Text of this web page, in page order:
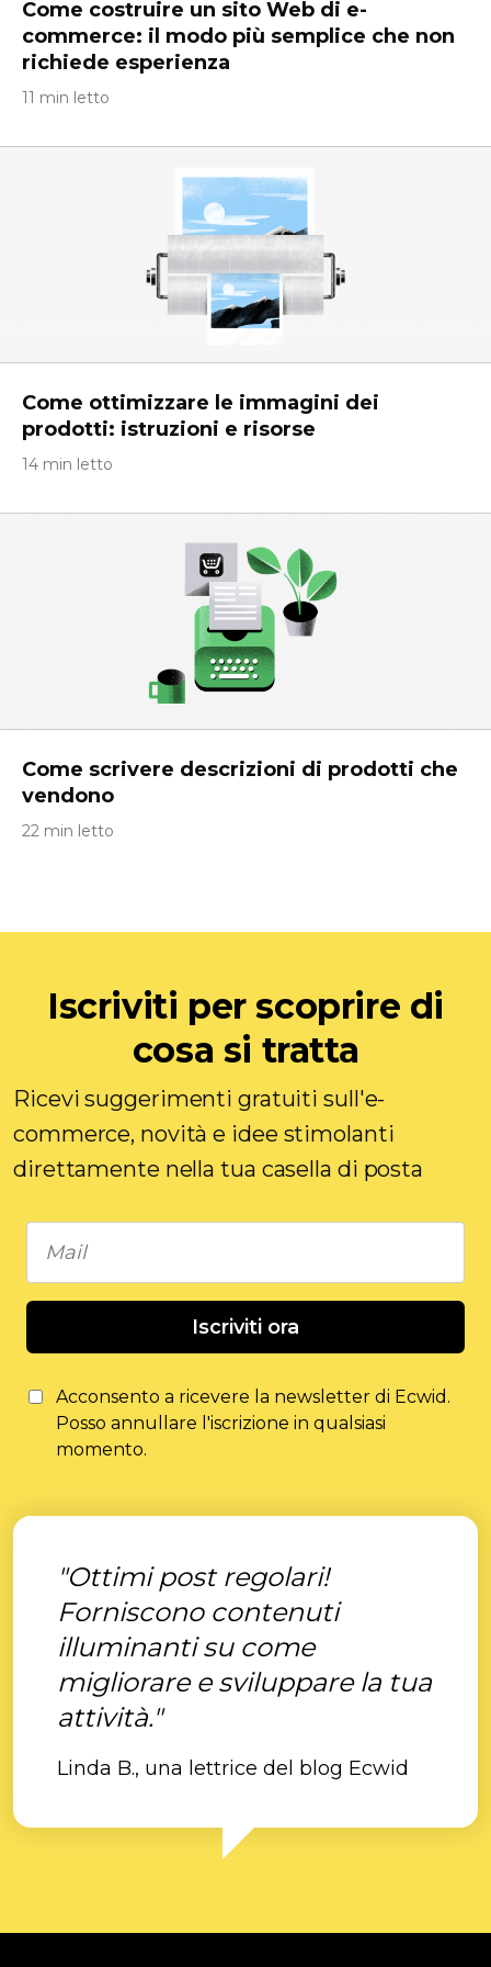
Come costruire un sito Web di e-
commerce: il modo più semplice che non
richiede esperienza
11 min letto
Come ottimizzare le immagini dei
prodotti: istruzioni e risorse
14 min letto
Come scrivere descrizioni di prodotti che
vendono
22 min letto
Iscriviti per scoprire di
cosa si tratta
Ricevi suggerimenti gratuiti sull'e-
commerce, novità e idee stimolanti
direttamente nella tua casella di posta
Iscriviti ora
Acconsento a ricevere la newsletter di Ecwid.
Posso annullare l'iscrizione in qualsiasi
momento.
"Ottimi post regolari!
Forniscono contenuti
illuminanti su come
migliorare e sviluppare la tua
attività."
Linda B., una lettrice del blog Ecwid